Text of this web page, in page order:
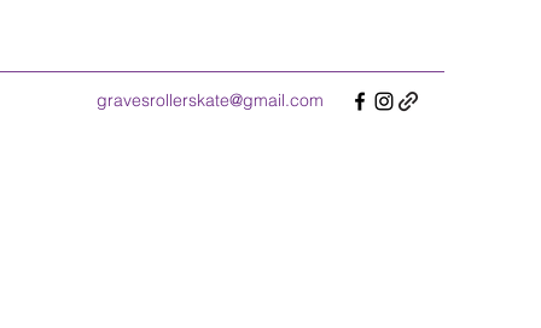
gravesrollerskate@gmail.com